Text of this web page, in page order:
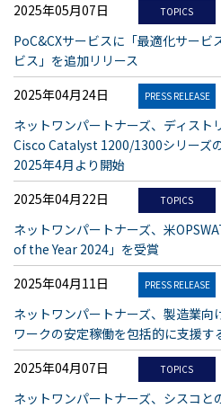
2025年05月07日
TOPICS
PoC&CXサービスに「最適化サービ
ビス」を追加リリース
2025年04月24日
PRESS RELEASE
ネットワンパートナーズ、ディスト
Cisco Catalyst 1200/1300シリーズ
2025年4月より開始
2025年04月22日
TOPICS
ネットワンパートナーズ、米
of the Year 2024」を受賞
2025年04月11日
PRESS RELEASE
ネットワンパートナーズ、製造業向
ワークの安定稼働を包括的に支援す
2025年04月07日
TOPICS
ネットワンパートナーズ、シスコと